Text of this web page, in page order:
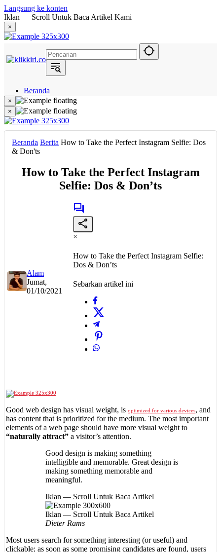
Langsung ke konten
Iklan — Scroll Untuk Baca Artikel Kami
×
Beranda
Hukum
Berita
Politik
Narasi
Metropolis
Eksekutif
×
×
Beranda Berita How to Take the Perfect Instagram Selfie: Dos
& Don'ts
How to Take the Perfect Instagram
Selfie: Dos & Don’ts
Alam
Jumat,
01/10/2021
×
How to Take the Perfect Instagram Selfie:
Dos & Don’ts
Sebarkan artikel ini
Good web design has visual weight, is optimized for various devices, and
has content that is prioritized for the medium. The most important
elements of a web page should have more visual weight to
“naturally attract” a visitor’s attention.
Good design is making something
intelligible and memorable. Great design is
making something memorable and
meaningful.
Iklan — Scroll Untuk Baca Artikel
Iklan — Scroll Untuk Baca Artikel
Dieter Rams
Most users search for something interesting (or useful) and
clickable; as soon as some promising candidates are found, users